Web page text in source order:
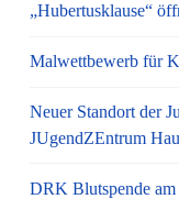
„Hubertusklause“
Malwettbewerb für
Neuer Standort der
JUgendZEntrum
DRK Blutspende